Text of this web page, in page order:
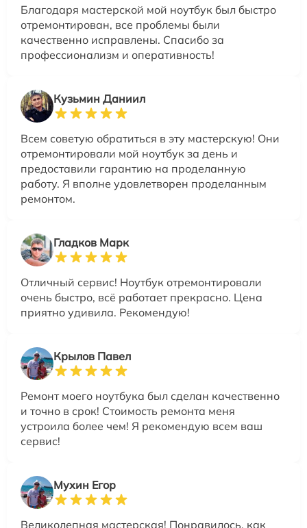
Благодаря мастерской мой ноутбук был быстро
отремонтирован, все проблемы были
качественно исправлены. Спасибо за
профессионализм и оперативность!
Кузьмин Даниил
Всем советую обратиться в эту мастерскую! Они
отремонтировали мой ноутбук за день и
предоставили гарантию на проделанную
работу. Я вполне удовлетворен проделанным
ремонтом.
Гладков Марк
Отличный сервис! Ноутбук отремонтировали
очень быстро, всё работает прекрасно. Цена
приятно удивила. Рекомендую!
Крылов Павел
Ремонт моего ноутбука был сделан качественно
и точно в срок! Стоимость ремонта меня
устроила более чем! Я рекомендую всем ваш
сервис!
Мухин Егор
Великолепная мастерская! Понравилось, как